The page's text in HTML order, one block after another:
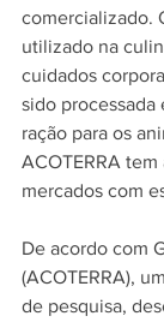
comercializado.
utilizado na
cuidados
sido processada
ração para os
ACOTERRA
mercados com
De acordo com
(ACOTERRA),
de pesquisa,